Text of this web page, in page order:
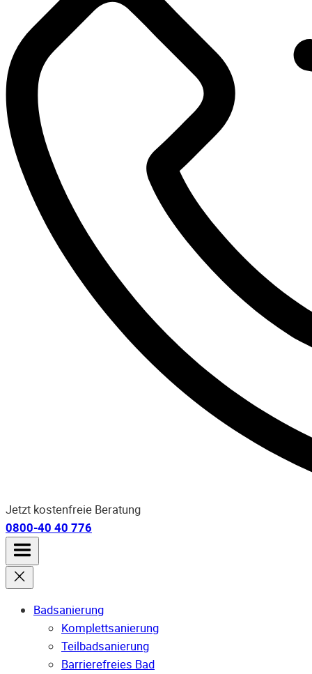
Jetzt kostenfreie Beratung
0800-40 40 776
Badsanierung
Komplettsanierung
Teilbadsanierung
Barrierefreies Bad